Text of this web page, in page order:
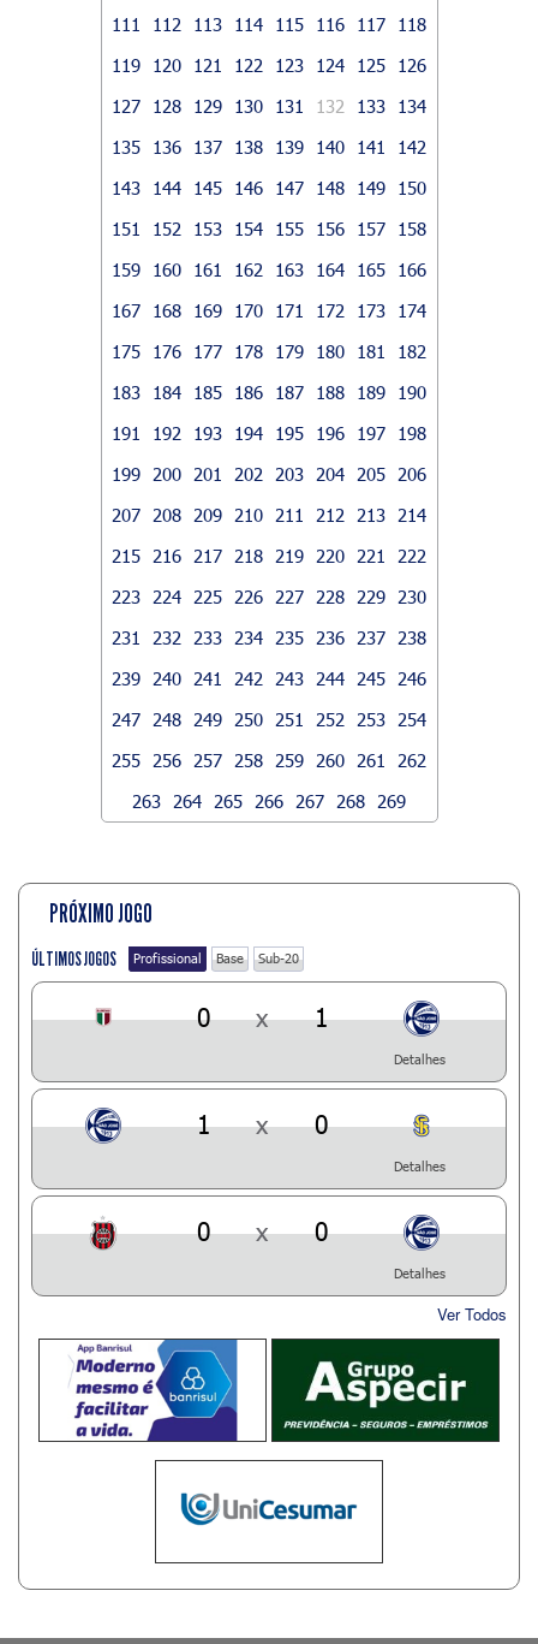
111
112 113 114 115 116 117
118
119
120 121 122 123 124 125
126
127
128 129 130 131 132 133
134
135
136 137 138 139 140 141
142
143
144 145 146 147 148 149
150
151
152 153 154 155 156 157
158
159
160 161 162 163 164 165
166
167
168 169 170 171 172 173
174
175
176 177 178 179 180 181
182
183
184 185 186 187 188 189
190
191
192 193 194 195 196 197
198
199
200 201 202 203 204 205
206
207
208 209 210 211 212 213
214
215
216 217 218 219 220 221
222
223
224 225 226 227 228 229
230
231
232 233 234 235 236 237
238
239
240 241 242 243 244 245
246
247
248 249 250 251 252 253
254
255
256 257 258 259 260 261
262
263
264 265 266 267 268 269
PRÓXIMO JOGO
ÚLTIMOS JOGOS Profissional Base Sub-20
0 x 1
Detalhes
1 x 0
Detalhes
0 x 0
Detalhes
Ver Todos